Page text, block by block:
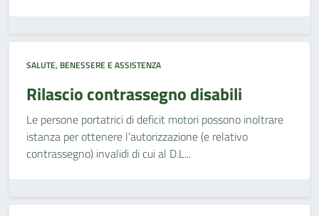
SALUTE, BENESSERE E ASSISTENZA
Rilascio contrassegno disabili
Le persone portatrici di deficit motori possono inoltrare
istanza per ottenere l’autorizzazione (e relativo
contrassegno) invalidi di cui al D.L...